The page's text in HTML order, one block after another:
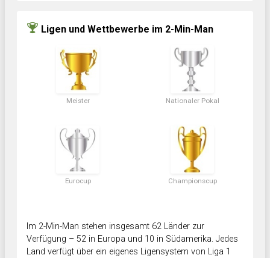
Ligen und Wettbewerbe im 2-Min-Man
Meister Nationaler Pokal
Eurocup Championscup
Im 2-Min-Man stehen insgesamt 62 Länder zur
Verfügung – 52 in Europa und 10 in Südamerika. Jedes
Land verfügt über ein eigenes Ligensystem von Liga 1